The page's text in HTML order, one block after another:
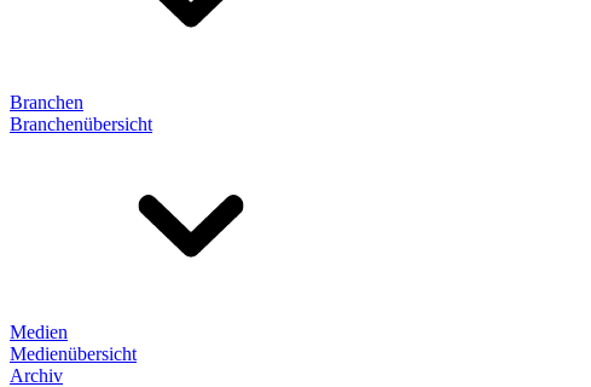
Branchen
Branchenübersicht
Medien
Medienübersicht
Archiv